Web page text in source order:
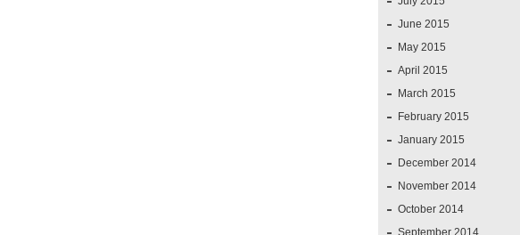
June 2015
May 2015
April 2015
March 2015
February 2015
January 2015
December 2014
November 2014
October 2014
September 2014